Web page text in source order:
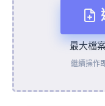
來
最大檔
繼續操作